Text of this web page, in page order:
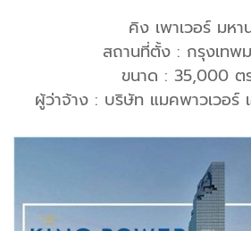
คิง เพาเวอร์ มหา
สถานที่ตั้ง : กรุงเทพ
ขนาด : 35,000 ต
ผู้ว่าจ้าง : บริษัท แมคพาวเวอร์